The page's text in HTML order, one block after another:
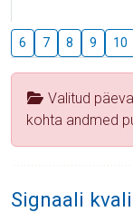
6 7 8 9 10
Valitud
kohta andmed
Signaali